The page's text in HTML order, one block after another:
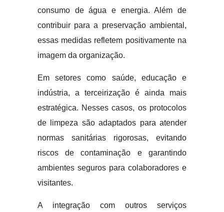
consumo de água e energia. Além de
contribuir para a preservação ambiental,
essas medidas refletem positivamente na
imagem da organização.
Em setores como saúde, educação e
indústria, a terceirização é ainda mais
estratégica. Nesses casos, os protocolos
de limpeza são adaptados para atender
normas sanitárias rigorosas, evitando
riscos de contaminação e garantindo
ambientes seguros para colaboradores e
visitantes.
A integração com outros serviços